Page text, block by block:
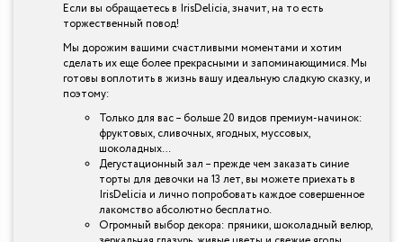
Если вы обращаетесь в IrisDelicia, значит, на то есть
торжественный повод!
Мы дорожим вашими счастливыми моментами и хотим
сделать их еще более прекрасными и запоминающимися. Мы
готовы воплотить в жизнь вашу идеальную сладкую сказку, и
поэтому:
Только для вас – больше 20 видов премиум-начинок:
фруктовых, сливочных, ягодных, муссовых,
шоколадных…
Дегустационный зал – прежде чем заказать синие
торты для девочки на 13 лет, вы можете приехать в
IrisDelicia и лично попробовать каждое совершенное
лакомство абсолютно бесплатно.
Огромный выбор декора: пряники, шоколадный велюр,